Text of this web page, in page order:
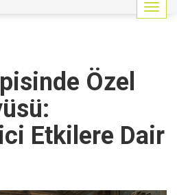
G
e
a
ç
Özel
Etkilere Dair